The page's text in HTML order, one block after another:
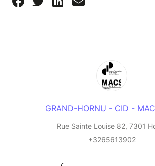
GRAND-HORNU - CID -
Rue Sainte Louise 82, 7301
+3265613902